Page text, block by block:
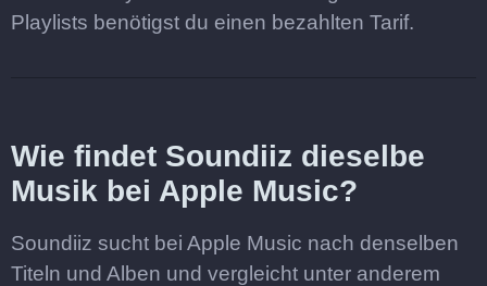
Playlists benötigst du einen bezahlten Tarif.
Wie findet Soundiiz dieselbe
Musik bei Apple Music?
Soundiiz sucht bei Apple Music nach denselben
Titeln und Alben und vergleicht unter anderem